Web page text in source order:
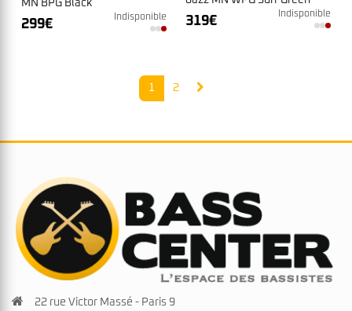
MN BPG Black
299€ Indisponible 319€ Indisponible
1 2
22 rue Victor Massé - Paris 9